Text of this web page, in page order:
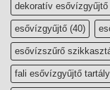
dekoratív esővízgyűjtő
esővízgyűjtő (40)
esővízszűrő
fali esővízgyűjtő tartály